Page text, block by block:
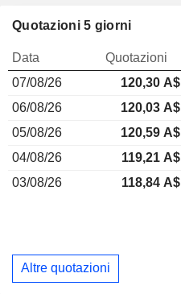
Quotazioni 5 giorni
Data Quotazioni
07/08/26
120,30 A$
06/08/26
120,03 A$
05/08/26
120,59 A$
04/08/26
119,21 A$
03/08/26
118,84 A$
Altre quotazioni